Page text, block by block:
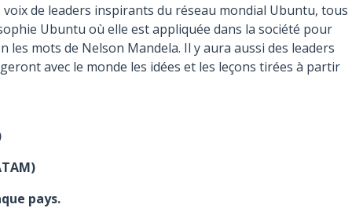
de leaders inspirants du réseau mondial Ubuntu, tous
Ubuntu où elle est appliquée dans la société pour
mots de Nelson Mandela. Il y aura aussi des leaders
avec le monde les idées et les leçons tirées à partir
pays.